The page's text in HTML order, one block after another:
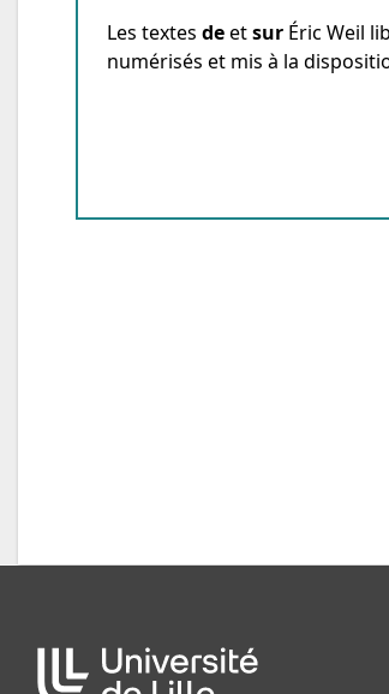
Les textes deetsur Éric Weil
numérisés et mis à la